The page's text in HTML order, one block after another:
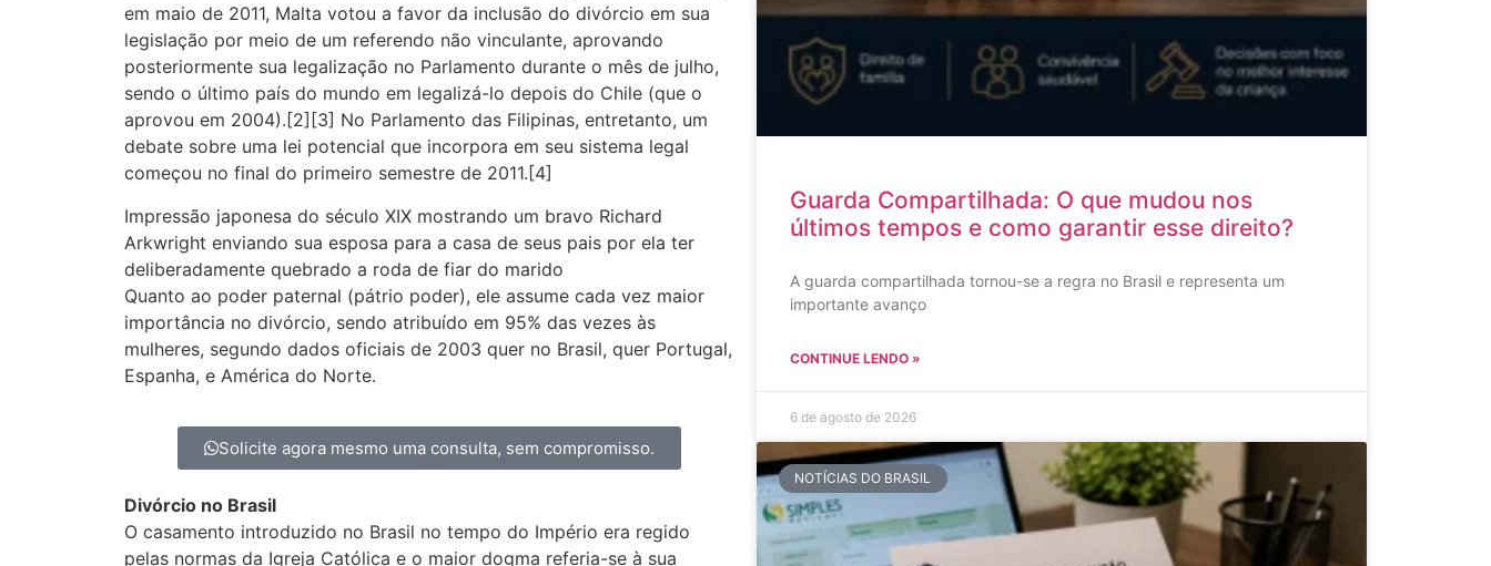
em maio de 2011, Malta votou a favor da inclusão do divórcio em sua
legislação por meio de um referendo não vinculante, aprovando
posteriormente sua legalização no Parlamento durante o mês de julho,
sendo o último país do mundo em legalizá-lo depois do Chile (que o
aprovou em 2004).[2][3] No Parlamento das Filipinas, entretanto, um
debate sobre uma lei potencial que incorpora em seu sistema legal
começou no final do primeiro semestre de 2011.[4]
Impressão japonesa do século XIX mostrando um bravo Richard
Arkwright enviando sua esposa para a casa de seus pais por ela ter
deliberadamente quebrado a roda de fiar do marido
Quanto ao poder paternal (pátrio poder), ele assume cada vez maior
importância no divórcio, sendo atribuído em 95% das vezes às
mulheres, segundo dados oficiais de 2003 quer no Brasil, quer Portugal,
Espanha, e América do Norte.
Solicite agora mesmo uma consulta, sem compromisso.
Divórcio no Brasil
O casamento introduzido no Brasil no tempo do Império era regido
pelas normas da Igreja Católica e o maior dogma referia-se à sua
Guarda Compartilhada: O que mudou nos
últimos tempos e como garantir esse direito?
A guarda compartilhada tornou-se a regra no Brasil e representa um
importante avanço
CONTINUE LENDO »
6 de agosto de 2026
NOTÍCIAS DO BRASIL